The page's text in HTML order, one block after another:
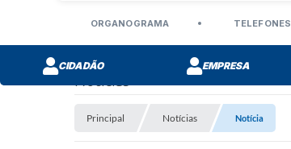
ORGANOGRAMA TELEFONES
CIDADÃO EMPRESA
Principal Notícias Notícia